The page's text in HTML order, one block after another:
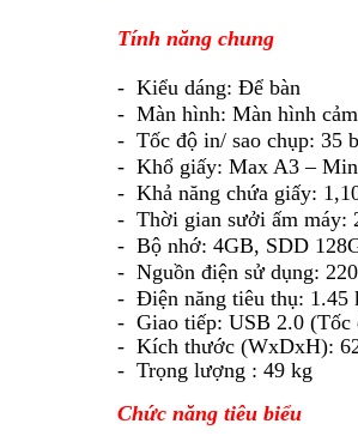
Tính năng chung
- Kiểu dáng: Để bàn
- Màn hình: Màn hình
- Tốc độ in/ sao chụp: 35
- Khổ giấy: Max A3 –
- Khả năng chứa giấy:
- Thời gian sưởi ấm máy:
- Bộ nhớ: 4GB, SDD
- Nguồn điện sử dụng:
- Điện năng tiêu thụ: 1.45
- Giao tiếp: USB 2.0 (Tốc
- Kích thước (WxDxH):
- Trọng lượng : 49 kg
Chức năng tiêu biểu